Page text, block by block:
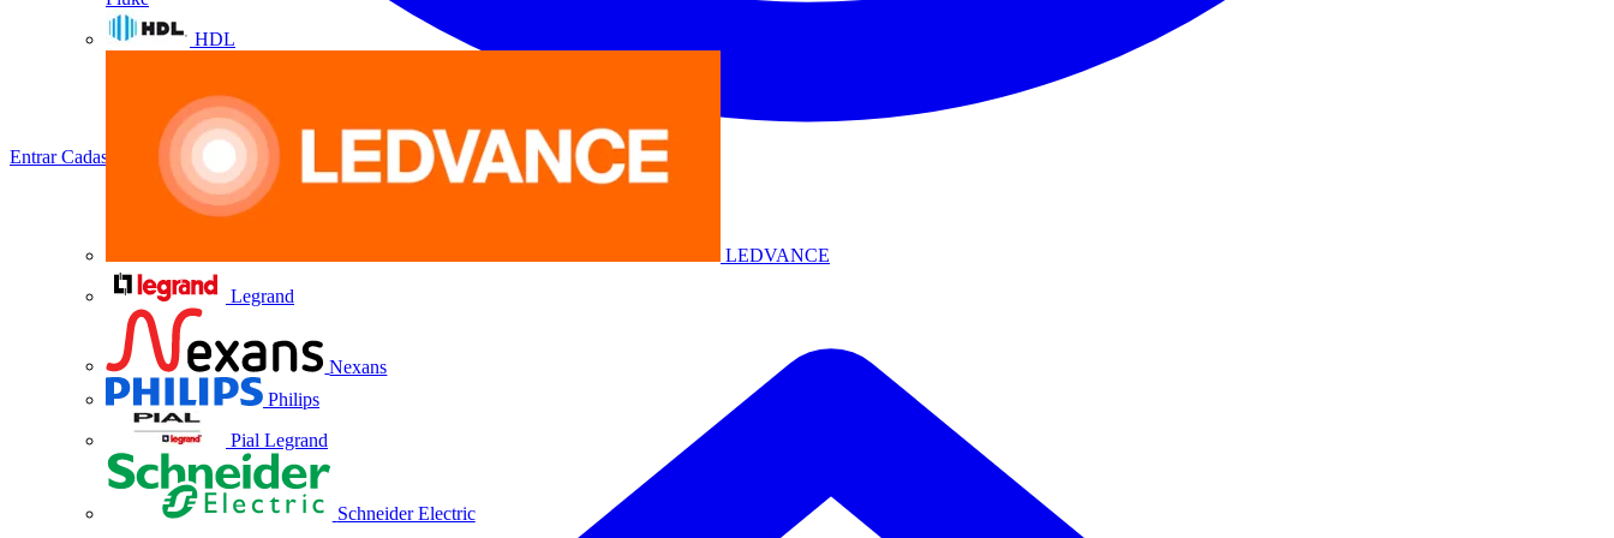
HDL
LEDVANCE
Legrand
Nexans
Philips
Pial Legrand
Schneider Electric
EntrarCadastrar